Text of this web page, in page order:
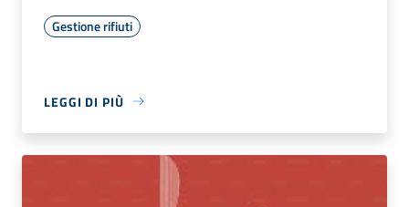
Gestione rifiuti
LEGGI DI PIÙ